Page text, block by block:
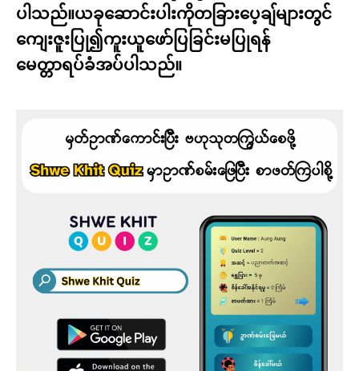
ပါသည်။ယခုဆောင်းပါးကိုတခြားပေ့ချ်များတွင်
ကျေးဇူးပြု၍ကူးယူဖော်ပြခြင်းမပြုရန်
မေတ္တာရပ်ခံအပ်ပါသည်။